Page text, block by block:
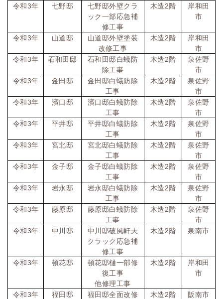
令和3年 七野邸
七野邸外壁クラ
ック一部応急補
修工事
木造2階
岸和田
市
令和3年 山道邸
山道邸外壁塗装
改修工事
木造2階
岸和田
市
令和3年 石和田邸
石和田邸白蟻防
除工事
木造2階
泉佐野
市
令和3年 金田邸
金田邸白蟻防除
工事
木造2階
泉佐野
市
令和3年 濱口邸
濱口邸白蟻防除
工事
木造2階
泉佐野
市
令和3年 平井邸
平井邸白蟻防除
工事
木造2階
泉佐野
市
令和3年 宮北邸
宮北邸白蟻防除
工事
木造2階
泉佐野
市
令和3年 金子邸
金子邸白蟻防除
工事
木造2階
泉佐野
市
令和3年 岩永邸
岩永邸白蟻防除
工事
木造2階
泉佐野
市
令和3年 藤原邸
藤原邸白蟻防除
工事
木造2階
泉佐野
市
令和3年 中川邸
中川邸破風軒天
クラック応急補
修工事
木造2階 泉南市
令和3年 頓花邸
頓花邸樋一部修
復工事
他修理工事
木造2階
岸和田
市
令和3年 福田邸
福田邸全面改修
木造2階 阪南市